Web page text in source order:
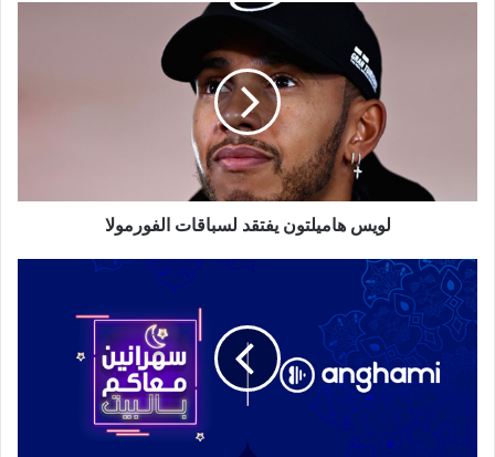
لويس هاميلتون يفتقد لسباقات الفورمولا
عيش
رمضان
مع
أنغامي